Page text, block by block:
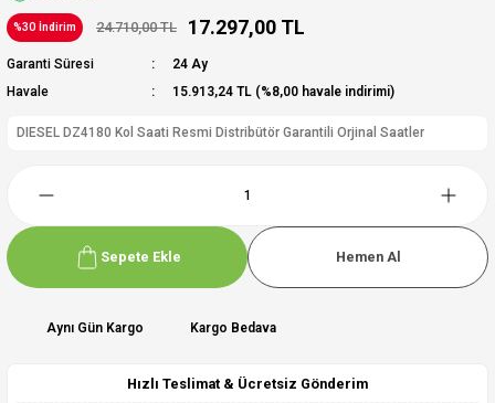
%30 İndirim 24.710,00 TL 17.297,00 TL
Garanti Süresi
24 Ay
Havale
15.913,24 TL (%8,00 havale indirimi)
DIESEL DZ4180 Kol Saati Resmi Distribütör Garantili Orjinal Saatler
Sepete Ekle Hemen Al
Aynı Gün Kargo Kargo Bedava
Hızlı Teslimat & Ücretsiz Gönderim